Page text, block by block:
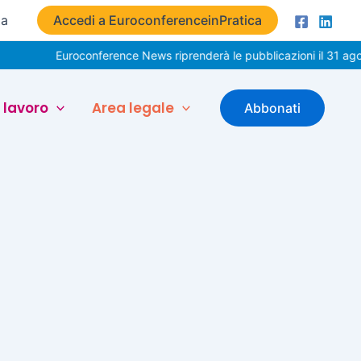
Accedi a EuroconferenceinPratica
Euroconference News riprenderà le pubblicazioni il 31
lavoro Area legale Abbonati